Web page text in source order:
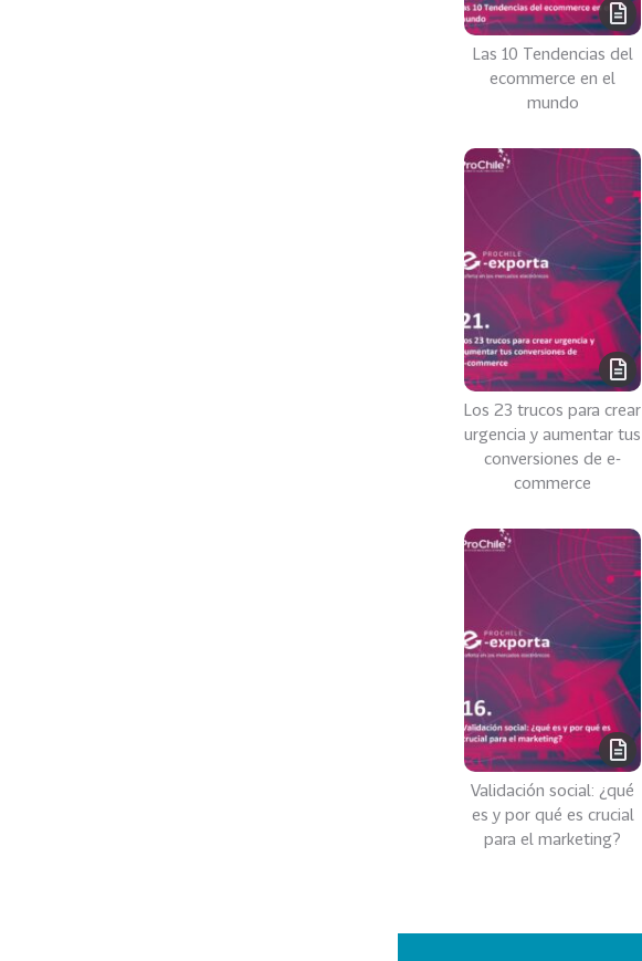
Las 10 Tendencias del
ecommerce en el
mundo
Los 23 trucos para crear
urgencia y aumentar tus
conversiones de e-
commerce
Validación social: ¿qué
es y por qué es crucial
para el marketing?